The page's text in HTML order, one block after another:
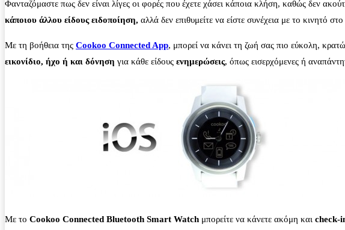
Φανταζόμαστε πως δεν είναι λίγες οι φορές που έχετε χάσει κάποια κλήση, καθώς δεν
κάποιου άλλου είδους ειδοποίηση, αλλά δεν επιθυμείτε να είστε συνέχεια με το κινητό
Με τη βοήθεια της Cookoo Connected App, μπορεί να κάνει τη ζωή σας πιο εύκολη,
εικονίδιο, ήχο ή και δόνηση για κάθε είδους ενημερώσεις, όπως εισερχόμενες ή
Με το Cookoo Connected Bluetooth Smart Watch μπορείτε να κάνετε ακόμη και check-